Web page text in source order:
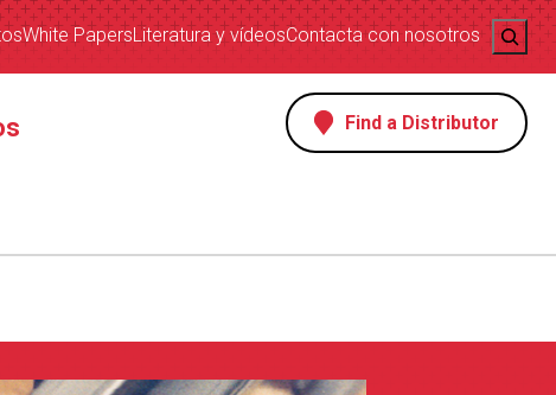
White PapersLiteratura y vídeosContacta con nosotros Search
Find a Distributor